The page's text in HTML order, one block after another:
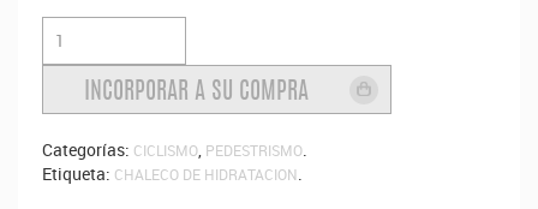
5.00de 5
Categorías: CICLISMO, PEDESTRISMO.
Etiqueta: CHALECO DE HIDRATACION.